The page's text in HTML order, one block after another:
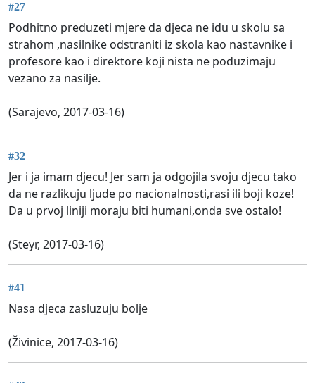
#27
Podhitno preduzeti mjere da djeca ne idu u skolu sa
strahom ,nasilnike odstraniti iz skola kao nastavnike i
profesore kao i direktore koji nista ne poduzimaju
vezano za nasilje.
(Sarajevo, 2017-03-16)
#32
Jer i ja imam djecu! Jer sam ja odgojila svoju djecu tako
da ne razlikuju ljude po nacionalnosti,rasi ili boji koze!
Da u prvoj liniji moraju biti humani,onda sve ostalo!
(Steyr, 2017-03-16)
#41
Nasa djeca zasluzuju bolje
(Živinice, 2017-03-16)